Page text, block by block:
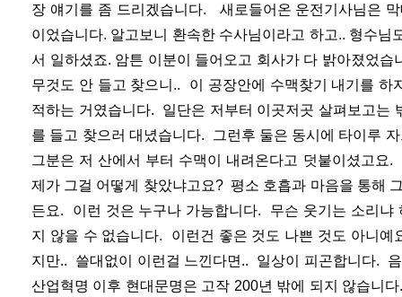
장 얘기를 좀 드리겠습니다. 새로들어온 운전기사님은
이었습니다. 알고보니 환속한 수사님이라고 하고.. 형수님
서 일하셨죠. 암튼 이분이 들어오고 회사가 다 밝아졌었
무것도 안 들고 찾으니.. 이 공장안에 수맥찾기 내기를
적하는 거였습니다. 일단은 저부터 이곳저곳 살펴보고는
를 들고 찾으러 대녔습니다. 그런후 둘은 동시에 타이루
그분은 저 산에서 부터 수맥이 내려온다고 덧붙이셨고요
제가 그걸 어떻게 찾았냐고요? 평소 호흡과 마음을 통해
든요. 이런 것은 누구나 가능합니다. 무슨 웃기는 소리냐
지 않을 수 없습니다. 이런건 좋은 것도 나쁜 것도 아니예
지만.. 쓸대없이 이런걸 느낀다면.. 일상이 피곤합니다.
산업혁명 이후 현대문명은 고작 200년 밖에 되지 않습니